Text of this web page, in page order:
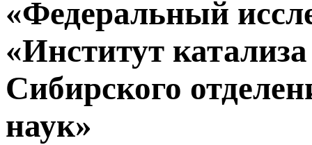
«Федеральный
«Институт
Сибирского
наук»